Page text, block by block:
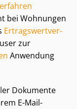
bei Wohnungen
Er­trags­wert­ver­
zur
Anwendung
Dokumente
E-Mail-